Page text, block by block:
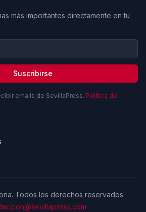
más importantes directamente en tu
Suscribirse
emails de SevillaPress. Política de
Todos los derechos reservados.